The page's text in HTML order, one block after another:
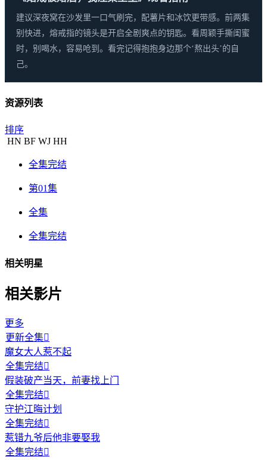
建议深夜窝在沙发里一口气刷完，配薯片和冰饮更带感。前两集
别快进，熔戒指的镜头是开启全剧爽点的钥匙。看周颖手撕闺蜜
时，别喝水，容易呛到。看完记得抱抱身边那个‘熬出头’的自
己。
资源列表
排序
HN BF WJ HH
全集完结
第01集
全集
全集完结
相关明星
相关影片
更多
更新全集
魔女大人惹不起
全集完结
假装破产当天，前妻找上门
全集完结
守护江晦计划
全集完结
惹错九爷后他非要娶我
全集完结